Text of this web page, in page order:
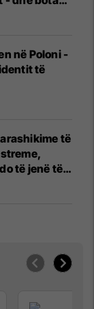
gjendjen e
në Poloni -
të
të
të jenë të